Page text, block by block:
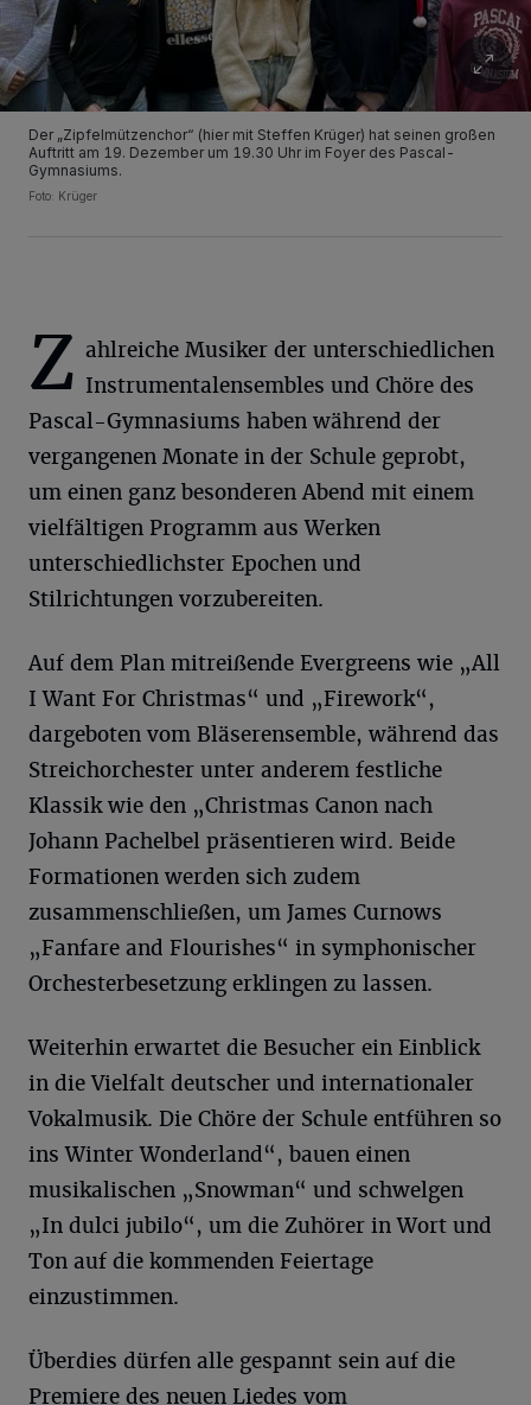
Der „Zipfelmützenchor“ (hier mit Steffen Krüger) hat seinen großen
Auftritt am 19. Dezember um 19.30 Uhr im Foyer des Pascal-
Gymnasiums.
Foto: Krüger
Z ahlreiche Musiker der unterschiedlichen
Instrumentalensembles und Chöre des
Pascal-Gymnasiums haben während der
vergangenen Monate in der Schule geprobt,
um einen ganz besonderen Abend mit einem
vielfältigen Programm aus Werken
unterschiedlichster Epochen und
Stilrichtungen vorzubereiten.
Auf dem Plan mitreißende Evergreens wie „All
I Want For Christmas“ und „Firework“,
dargeboten vom Bläserensemble, während das
Streichorchester unter anderem festliche
Klassik wie den „Christmas Canon nach
Johann Pachelbel präsentieren wird. Beide
Formationen werden sich zudem
zusammenschließen, um James Curnows
„Fanfare and Flourishes“ in symphonischer
Orchesterbesetzung erklingen zu lassen.
Weiterhin erwartet die Besucher ein Einblick
in die Vielfalt deutscher und internationaler
Vokalmusik. Die Chöre der Schule entführen so
ins Winter Wonderland“, bauen einen
musikalischen „Snowman“ und schwelgen
„In dulci jubilo“, um die Zuhörer in Wort und
Ton auf die kommenden Feiertage
einzustimmen.
Überdies dürfen alle gespannt sein auf die
Premiere des neuen Liedes vom